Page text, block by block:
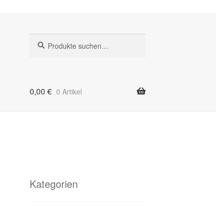
nach:
0,00 € 0 Artikel
Kategorien